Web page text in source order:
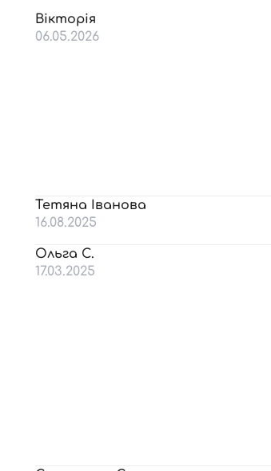
Вікторія
06.05.2026
Тетяна Іванова
16.08.2025
Ольга С.
17.03.2025